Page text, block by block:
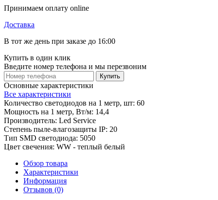
Принимаем оплату online
Доставка
В тот же день при заказе до 16:00
Купить в один клик
Введите номер телефона и мы перезвоним
Купить
Основные характеристики
Все характеристики
Количество светодиодов на 1 метр, шт: 60
Мощность на 1 метр, Вт/м: 14,4
Производитель: Led Service
Степень пыле-влагозащиты IP: 20
Тип SMD светодиода: 5050
Цвет свечения: WW - теплый белый
Обзор товара
Характеристики
Информация
Отзывов (0)